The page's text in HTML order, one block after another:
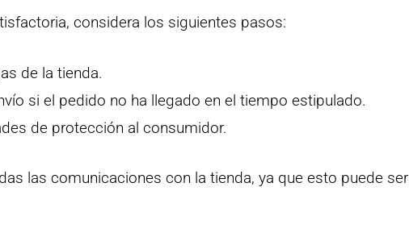
considera los siguientes pasos:
de la tienda.
si el pedido no ha llegado en el tiempo estipulado.
de protección al consumidor.
las comunicaciones con la tienda, ya que esto puede